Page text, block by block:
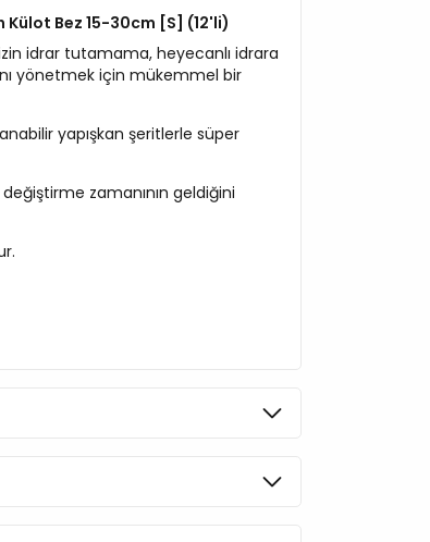
Külot Bez 15-30cm [S] (12'li)
idrar tutamama, heyecanlı idrara
yönetmek için mükemmel bir
yapışkan şeritlerle süper
zamanının geldiğini